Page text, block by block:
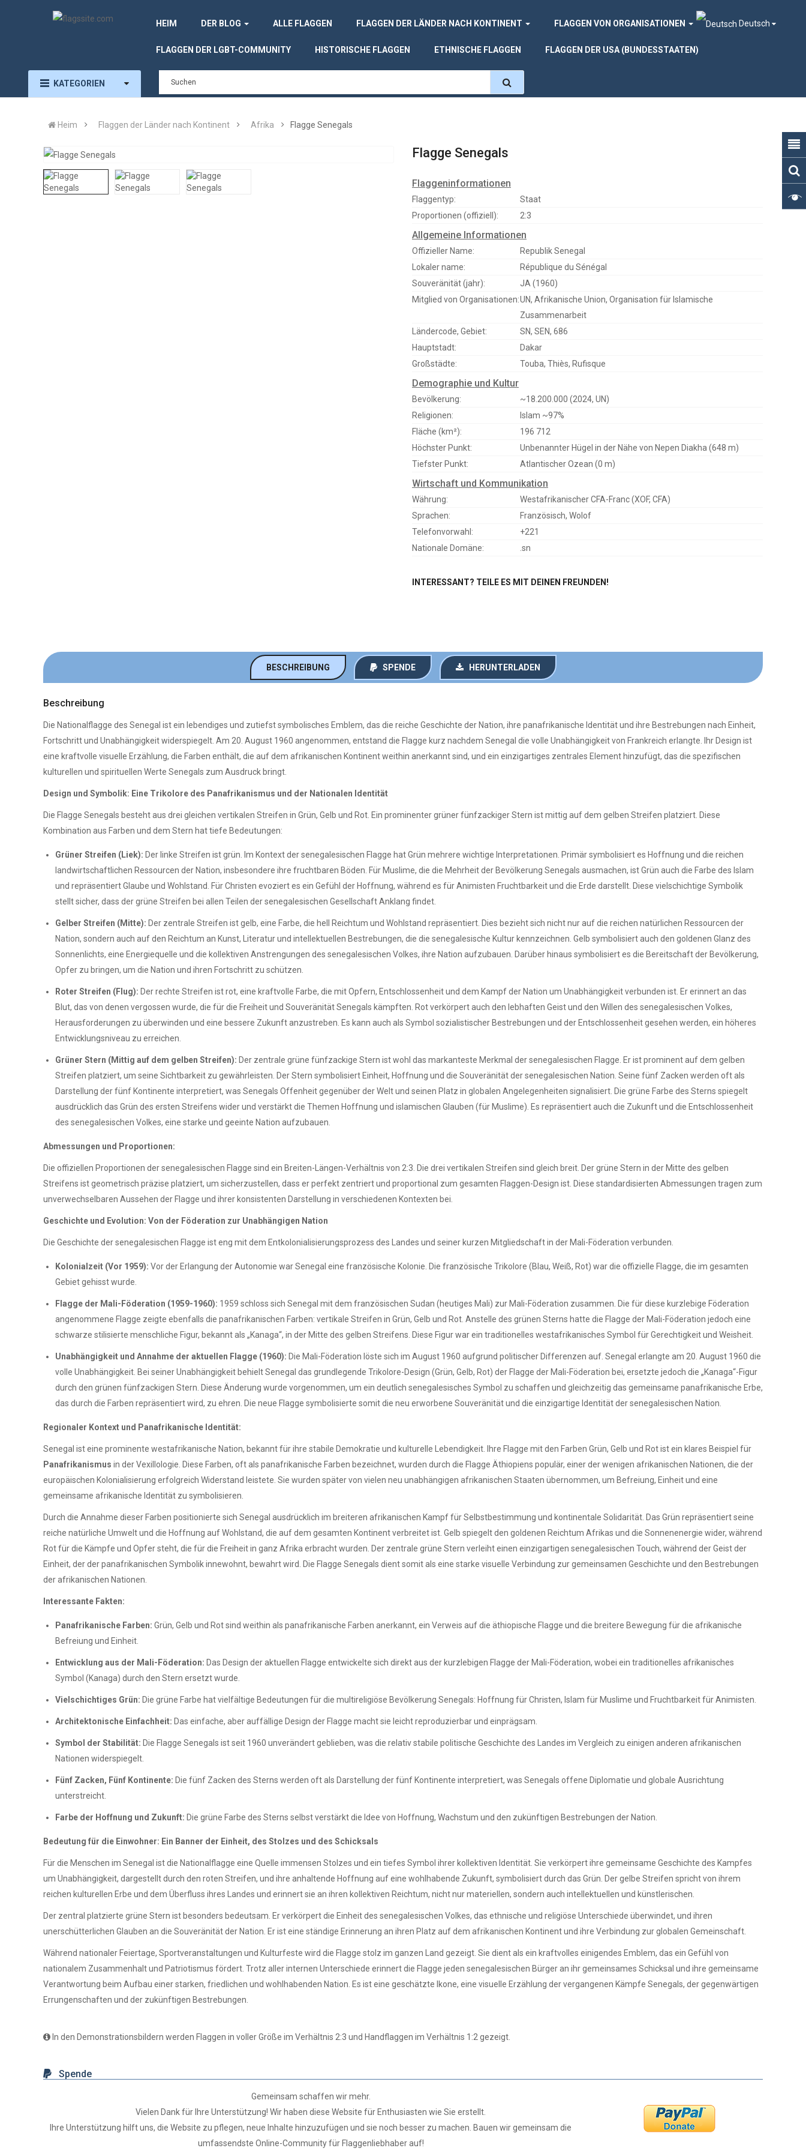
HEIM DER BLOG ALLE FLAGGEN FLAGGEN DER LÄNDER NACH KONTINENT FLAGGEN VON ORGANISATIONEN
FLAGGEN DER LGBT-COMMUNITY HISTORISCHE FLAGGEN ETHNISCHE FLAGGEN FLAGGEN DER USA (BUNDESSTAATEN)
Deutsch
KATEGORIEN
Heim Flaggen der Länder nach Kontinent Afrika Flagge Senegals
Flagge Senegals
Flaggeninformationen
Flaggentyp:
Staat
Proportionen (offiziell):
2:3
Allgemeine Informationen
Offizieller Name:
Republik Senegal
Lokaler name:
République du Sénégal
Souveränität (jahr):
JA (1960)
Mitglied von Organisationen:UN, Afrikanische Union, Organisation für Islamische
Zusammenarbeit
Ländercode, Gebiet:
SN, SEN, 686
Hauptstadt:
Dakar
Großstädte:
Touba, Thiès, Rufisque
Demographie und Kultur
Bevölkerung:
~18.200.000 (2024, UN)
Religionen:
Islam ~97%
Fläche (km²):
196 712
Höchster Punkt:
Unbenannter Hügel in der Nähe von Nepen Diakha (648 m)
Tiefster Punkt:
Atlantischer Ozean (0 m)
Wirtschaft und Kommunikation
Währung:
Westafrikanischer CFA-Franc (XOF, CFA)
Sprachen:
Französisch, Wolof
Telefonvorwahl:
+221
Nationale Domäne:
.sn
INTERESSANT? TEILE ES MIT DEINEN FREUNDEN!
BESCHREIBUNG SPENDE HERUNTERLADEN
Beschreibung
Die Nationalflagge des Senegal ist ein lebendiges und zutiefst symbolisches Emblem, das die reiche Geschichte der Nation, ihre panafrikanische Identität und ihre Bestrebungen nach Einheit,
Fortschritt und Unabhängigkeit widerspiegelt. Am 20. August 1960 angenommen, entstand die Flagge kurz nachdem Senegal die volle Unabhängigkeit von Frankreich erlangte. Ihr Design ist
eine kraftvolle visuelle Erzählung, die Farben enthält, die auf dem afrikanischen Kontinent weithin anerkannt sind, und ein einzigartiges zentrales Element hinzufügt, das die spezifischen
kulturellen und spirituellen Werte Senegals zum Ausdruck bringt.
Design und Symbolik: Eine Trikolore des Panafrikanismus und der Nationalen Identität
Die Flagge Senegals besteht aus drei gleichen vertikalen Streifen in Grün, Gelb und Rot. Ein prominenter grüner fünfzackiger Stern ist mittig auf dem gelben Streifen platziert. Diese
Kombination aus Farben und dem Stern hat tiefe Bedeutungen:
Grüner Streifen (Liek): Der linke Streifen ist grün. Im Kontext der senegalesischen Flagge hat Grün mehrere wichtige Interpretationen. Primär symbolisiert es Hoffnung und die reichen
landwirtschaftlichen Ressourcen der Nation, insbesondere ihre fruchtbaren Böden. Für Muslime, die die Mehrheit der Bevölkerung Senegals ausmachen, ist Grün auch die Farbe des Islam
und repräsentiert Glaube und Wohlstand. Für Christen evoziert es ein Gefühl der Hoffnung, während es für Animisten Fruchtbarkeit und die Erde darstellt. Diese vielschichtige Symbolik
stellt sicher, dass der grüne Streifen bei allen Teilen der senegalesischen Gesellschaft Anklang findet.
Gelber Streifen (Mitte): Der zentrale Streifen ist gelb, eine Farbe, die hell Reichtum und Wohlstand repräsentiert. Dies bezieht sich nicht nur auf die reichen natürlichen Ressourcen der
Nation, sondern auch auf den Reichtum an Kunst, Literatur und intellektuellen Bestrebungen, die die senegalesische Kultur kennzeichnen. Gelb symbolisiert auch den goldenen Glanz des
Sonnenlichts, eine Energiequelle und die kollektiven Anstrengungen des senegalesischen Volkes, ihre Nation aufzubauen. Darüber hinaus symbolisiert es die Bereitschaft der Bevölkerung,
Opfer zu bringen, um die Nation und ihren Fortschritt zu schützen.
Roter Streifen (Flug): Der rechte Streifen ist rot, eine kraftvolle Farbe, die mit Opfern, Entschlossenheit und dem Kampf der Nation um Unabhängigkeit verbunden ist. Er erinnert an das
Blut, das von denen vergossen wurde, die für die Freiheit und Souveränität Senegals kämpften. Rot verkörpert auch den lebhaften Geist und den Willen des senegalesischen Volkes,
Herausforderungen zu überwinden und eine bessere Zukunft anzustreben. Es kann auch als Symbol sozialistischer Bestrebungen und der Entschlossenheit gesehen werden, ein höheres
Entwicklungsniveau zu erreichen.
Grüner Stern (Mittig auf dem gelben Streifen): Der zentrale grüne fünfzackige Stern ist wohl das markanteste Merkmal der senegalesischen Flagge. Er ist prominent auf dem gelben
Streifen platziert, um seine Sichtbarkeit zu gewährleisten. Der Stern symbolisiert Einheit, Hoffnung und die Souveränität der senegalesischen Nation. Seine fünf Zacken werden oft als
Darstellung der fünf Kontinente interpretiert, was Senegals Offenheit gegenüber der Welt und seinen Platz in globalen Angelegenheiten signalisiert. Die grüne Farbe des Sterns spiegelt
ausdrücklich das Grün des ersten Streifens wider und verstärkt die Themen Hoffnung und islamischen Glauben (für Muslime). Es repräsentiert auch die Zukunft und die Entschlossenheit
des senegalesischen Volkes, eine starke und geeinte Nation aufzubauen.
Abmessungen und Proportionen:
Die offiziellen Proportionen der senegalesischen Flagge sind ein Breiten-Längen-Verhältnis von 2:3. Die drei vertikalen Streifen sind gleich breit. Der grüne Stern in der Mitte des gelben
Streifens ist geometrisch präzise platziert, um sicherzustellen, dass er perfekt zentriert und proportional zum gesamten Flaggen-Design ist. Diese standardisierten Abmessungen tragen zum
unverwechselbaren Aussehen der Flagge und ihrer konsistenten Darstellung in verschiedenen Kontexten bei.
Geschichte und Evolution: Von der Föderation zur Unabhängigen Nation
Die Geschichte der senegalesischen Flagge ist eng mit dem Entkolonialisierungsprozess des Landes und seiner kurzen Mitgliedschaft in der Mali-Föderation verbunden.
Kolonialzeit (Vor 1959): Vor der Erlangung der Autonomie war Senegal eine französische Kolonie. Die französische Trikolore (Blau, Weiß, Rot) war die offizielle Flagge, die im gesamten
Gebiet gehisst wurde.
Flagge der Mali-Föderation (1959-1960): 1959 schloss sich Senegal mit dem französischen Sudan (heutiges Mali) zur Mali-Föderation zusammen. Die für diese kurzlebige Föderation
angenommene Flagge zeigte ebenfalls die panafrikanischen Farben: vertikale Streifen in Grün, Gelb und Rot. Anstelle des grünen Sterns hatte die Flagge der Mali-Föderation jedoch eine
schwarze stilisierte menschliche Figur, bekannt als „Kanaga“, in der Mitte des gelben Streifens. Diese Figur war ein traditionelles westafrikanisches Symbol für Gerechtigkeit und Weisheit.
Unabhängigkeit und Annahme der aktuellen Flagge (1960): Die Mali-Föderation löste sich im August 1960 aufgrund politischer Differenzen auf. Senegal erlangte am 20. August 1960 die
volle Unabhängigkeit. Bei seiner Unabhängigkeit behielt Senegal das grundlegende Trikolore-Design (Grün, Gelb, Rot) der Flagge der Mali-Föderation bei, ersetzte jedoch die „Kanaga“-Figur
durch den grünen fünfzackigen Stern. Diese Änderung wurde vorgenommen, um ein deutlich senegalesisches Symbol zu schaffen und gleichzeitig das gemeinsame panafrikanische Erbe,
das durch die Farben repräsentiert wird, zu ehren. Die neue Flagge symbolisierte somit die neu erworbene Souveränität und die einzigartige Identität der senegalesischen Nation.
Regionaler Kontext und Panafrikanische Identität:
Senegal ist eine prominente westafrikanische Nation, bekannt für ihre stabile Demokratie und kulturelle Lebendigkeit. Ihre Flagge mit den Farben Grün, Gelb und Rot ist ein klares Beispiel für
Panafrikanismus in der Vexillologie. Diese Farben, oft als panafrikanische Farben bezeichnet, wurden durch die Flagge Äthiopiens populär, einer der wenigen afrikanischen Nationen, die der
europäischen Kolonialisierung erfolgreich Widerstand leistete. Sie wurden später von vielen neu unabhängigen afrikanischen Staaten übernommen, um Befreiung, Einheit und eine
gemeinsame afrikanische Identität zu symbolisieren.
Durch die Annahme dieser Farben positionierte sich Senegal ausdrücklich im breiteren afrikanischen Kampf für Selbstbestimmung und kontinentale Solidarität. Das Grün repräsentiert seine
reiche natürliche Umwelt und die Hoffnung auf Wohlstand, die auf dem gesamten Kontinent verbreitet ist. Gelb spiegelt den goldenen Reichtum Afrikas und die Sonnenenergie wider, während
Rot für die Kämpfe und Opfer steht, die für die Freiheit in ganz Afrika erbracht wurden. Der zentrale grüne Stern verleiht einen einzigartigen senegalesischen Touch, während der Geist der
Einheit, der der panafrikanischen Symbolik innewohnt, bewahrt wird. Die Flagge Senegals dient somit als eine starke visuelle Verbindung zur gemeinsamen Geschichte und den Bestrebungen
der afrikanischen Nationen.
Interessante Fakten:
Panafrikanische Farben: Grün, Gelb und Rot sind weithin als panafrikanische Farben anerkannt, ein Verweis auf die äthiopische Flagge und die breitere Bewegung für die afrikanische
Befreiung und Einheit.
Entwicklung aus der Mali-Föderation: Das Design der aktuellen Flagge entwickelte sich direkt aus der kurzlebigen Flagge der Mali-Föderation, wobei ein traditionelles afrikanisches
Symbol (Kanaga) durch den Stern ersetzt wurde.
Vielschichtiges Grün: Die grüne Farbe hat vielfältige Bedeutungen für die multireligiöse Bevölkerung Senegals: Hoffnung für Christen, Islam für Muslime und Fruchtbarkeit für Animisten.
Architektonische Einfachheit: Das einfache, aber auffällige Design der Flagge macht sie leicht reproduzierbar und einprägsam.
Symbol der Stabilität: Die Flagge Senegals ist seit 1960 unverändert geblieben, was die relativ stabile politische Geschichte des Landes im Vergleich zu einigen anderen afrikanischen
Nationen widerspiegelt.
Fünf Zacken, Fünf Kontinente: Die fünf Zacken des Sterns werden oft als Darstellung der fünf Kontinente interpretiert, was Senegals offene Diplomatie und globale Ausrichtung
unterstreicht.
Farbe der Hoffnung und Zukunft: Die grüne Farbe des Sterns selbst verstärkt die Idee von Hoffnung, Wachstum und den zukünftigen Bestrebungen der Nation.
Bedeutung für die Einwohner: Ein Banner der Einheit, des Stolzes und des Schicksals
Für die Menschen im Senegal ist die Nationalflagge eine Quelle immensen Stolzes und ein tiefes Symbol ihrer kollektiven Identität. Sie verkörpert ihre gemeinsame Geschichte des Kampfes
um Unabhängigkeit, dargestellt durch den roten Streifen, und ihre anhaltende Hoffnung auf eine wohlhabende Zukunft, symbolisiert durch das Grün. Der gelbe Streifen spricht von ihrem
reichen kulturellen Erbe und dem Überfluss ihres Landes und erinnert sie an ihren kollektiven Reichtum, nicht nur materiellen, sondern auch intellektuellen und künstlerischen.
Der zentral platzierte grüne Stern ist besonders bedeutsam. Er verkörpert die Einheit des senegalesischen Volkes, das ethnische und religiöse Unterschiede überwindet, und ihren
unerschütterlichen Glauben an die Souveränität der Nation. Er ist eine ständige Erinnerung an ihren Platz auf dem afrikanischen Kontinent und ihre Verbindung zur globalen Gemeinschaft.
Während nationaler Feiertage, Sportveranstaltungen und Kulturfeste wird die Flagge stolz im ganzen Land gezeigt. Sie dient als ein kraftvolles einigendes Emblem, das ein Gefühl von
nationalem Zusammenhalt und Patriotismus fördert. Trotz aller internen Unterschiede erinnert die Flagge jeden senegalesischen Bürger an ihr gemeinsames Schicksal und ihre gemeinsame
Verantwortung beim Aufbau einer starken, friedlichen und wohlhabenden Nation. Es ist eine geschätzte Ikone, eine visuelle Erzählung der vergangenen Kämpfe Senegals, der gegenwärtigen
Errungenschaften und der zukünftigen Bestrebungen.
In den Demonstrationsbildern werden Flaggen in voller Größe im Verhältnis 2:3 und Handflaggen im Verhältnis 1:2 gezeigt.
Spende
Gemeinsam schaffen wir mehr.
Vielen Dank für Ihre Unterstützung! Wir haben diese Website für Enthusiasten wie Sie erstellt.
Ihre Unterstützung hilft uns, die Website zu pflegen, neue Inhalte hinzuzufügen und sie noch besser zu machen. Bauen wir gemeinsam die
umfassendste Online-Community für Flaggenliebhaber auf!